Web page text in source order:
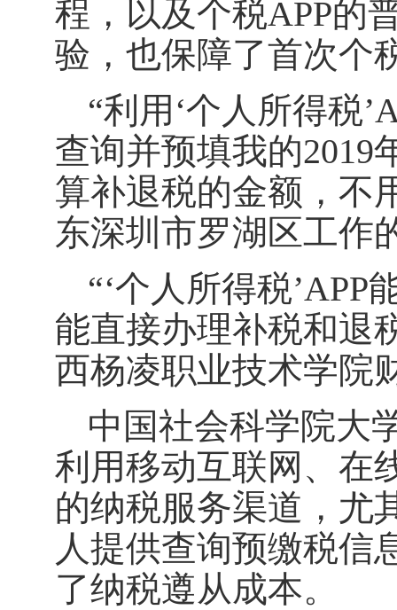
程，以及个税APP的
验，也保障了首次个
“利用‘个人所得税
查询并预填我的2019
算补退税的金额，不
东深圳市罗湖区工作
“‘个人所得税
能直接办理补税和退
西杨凌职业技术学院
中国社会科学院大
利用移动互联网、在
的纳税服务渠道，尤
人提供查询预缴税信
了纳税遵从成本。